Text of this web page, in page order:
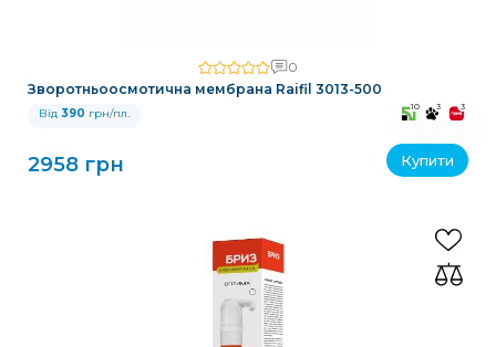
0
Зворотньоосмотична мембрана Raifil 3013-500
Від 390 грн/пл. 10 3 3
2958 грн Купити